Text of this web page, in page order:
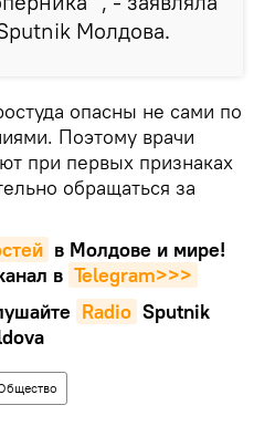
Молдова.
опасны не сами по
Поэтому врачи
при первых признаках
обращаться за
в Молдове и мире!
в Telegram>>>
Radio Sputnik